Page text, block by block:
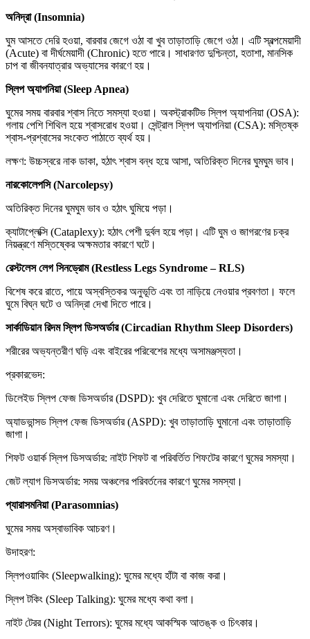
অনিদ্রা(Insomnia)
ঘুম আসতে দেরি হওয়া, বারবার জেগে ওঠা বা খুব তাড়াতাড়ি জেগে ওঠা। এটি স্বল্পমেয়াদী
(Acute) বা দীর্ঘমেয়াদী (Chronic) হতে পারে। সাধারণত দুশ্চিন্তা, হতাশা, মানসিক
চাপ বা জীবনযাত্রার অভ্যাসের কারণে হয়।
স্লিপ অ্যাপনিয়া(Sleep Apnea)
ঘুমের সময় বারবার শ্বাস নিতে সমস্যা হওয়া। অবস্ট্রাকটিভ স্লিপ অ্যাপনিয়া (OSA):
গলায় পেশি শিথিল হয়ে শ্বাসরোধ হওয়া। সেন্ট্রাল স্লিপ অ্যাপনিয়া (CSA): মস্তিষ্ক
শ্বাস-প্রশ্বাসের সংকেত পাঠাতে ব্যর্থ হয়।
লক্ষণ: উচ্চস্বরে নাক ডাকা, হঠাৎ শ্বাস বন্ধ হয়ে আসা, অতিরিক্ত দিনের ঘুমঘুম ভাব।
নারকোলেপসি(Narcolepsy)
অতিরিক্ত দিনের ঘুমঘুম ভাব ও হঠাৎ ঘুমিয়ে পড়া।
ক্যাটাপ্লেক্সি (Cataplexy): হঠাৎ পেশী দুর্বল হয়ে পড়া। এটি ঘুম ও জাগরণের চক্র
নিয়ন্ত্রণে মস্তিষ্কের অক্ষমতার কারণে ঘটে।
রেস্টলেস লেগ সিনড্রোম(Restless Legs Syndrome – RLS)
বিশেষ করে রাতে, পায়ে অস্বস্তিকর অনুভূতি এবং তা নাড়িয়ে নেওয়ার প্রবণতা। ফলে
ঘুমে বিঘ্ন ঘটে ও অনিদ্রা দেখা দিতে পারে।
সার্কাডিয়ান রিদম স্লিপ ডিসঅর্ডার(Circadian Rhythm Sleep Disorders)
শরীরের অভ্যন্তরীণ ঘড়ি এবং বাইরের পরিবেশের মধ্যে অসামঞ্জস্যতা।
প্রকারভেদ:
ডিলেইড স্লিপ ফেজ ডিসঅর্ডার (DSPD): খুব দেরিতে ঘুমানো এবং দেরিতে জাগা।
অ্যাডভান্সড স্লিপ ফেজ ডিসঅর্ডার (ASPD): খুব তাড়াতাড়ি ঘুমানো এবং তাড়াতাড়ি
জাগা।
শিফট ওয়ার্ক স্লিপ ডিসঅর্ডার: নাইট শিফট বা পরিবর্তিত শিফটের কারণে ঘুমের সমস্যা।
জেট ল্যাগ ডিসঅর্ডার: সময় অঞ্চলের পরিবর্তনের কারণে ঘুমের সমস্যা।
প্যারাসমনিয়া(Parasomnias)
ঘুমের সময় অস্বাভাবিক আচরণ।
উদাহরণ:
স্লিপওয়াকিং (Sleepwalking): ঘুমের মধ্যে হাঁটা বা কাজ করা।
স্লিপ টকিং (Sleep Talking): ঘুমের মধ্যে কথা বলা।
নাইট টেরর (Night Terrors): ঘুমের মধ্যে আকস্মিক আতঙ্ক ও চিৎকার।